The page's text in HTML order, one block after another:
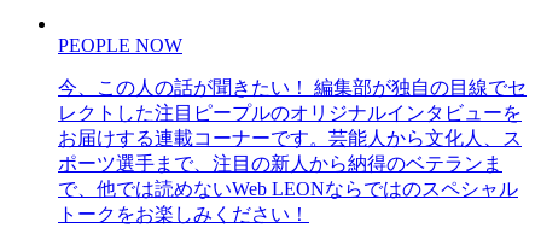
PEOPLE NOW
今、この人の話が聞きたい！ 編集部が独自の目線でセ
レクトした注目ピープルのオリジナルインタビューを
お届けする連載コーナーです。芸能人から文化人、ス
ポーツ選手まで、注目の新人から納得のベテランま
で、他では読めないWeb LEONならではのスペシャル
トークをお楽しみください！